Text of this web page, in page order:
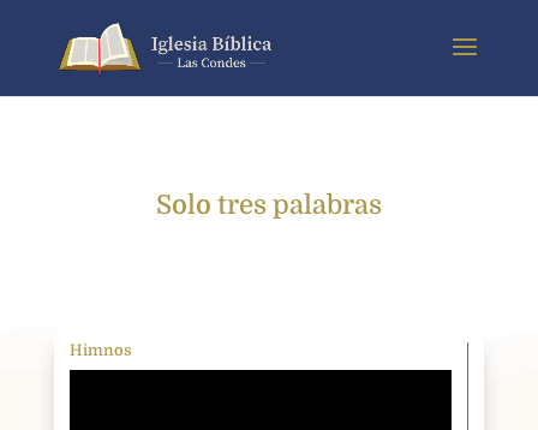
Solo tres palabras
Himnos